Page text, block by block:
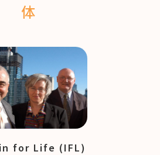
体
for Life (IFL)